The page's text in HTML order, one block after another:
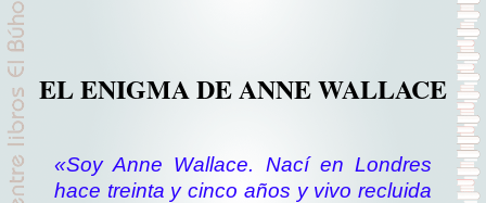
EL ENIGMA DE ANNE WALLACE
«Soy Anne Wallace. Nací en Londres
hace treinta y cinco años y vivo recluida